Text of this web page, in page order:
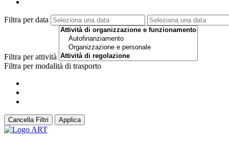
Filtra per data
Filtra per attività
Filtra per modalità di trasporto
Cancella Filtri Applica